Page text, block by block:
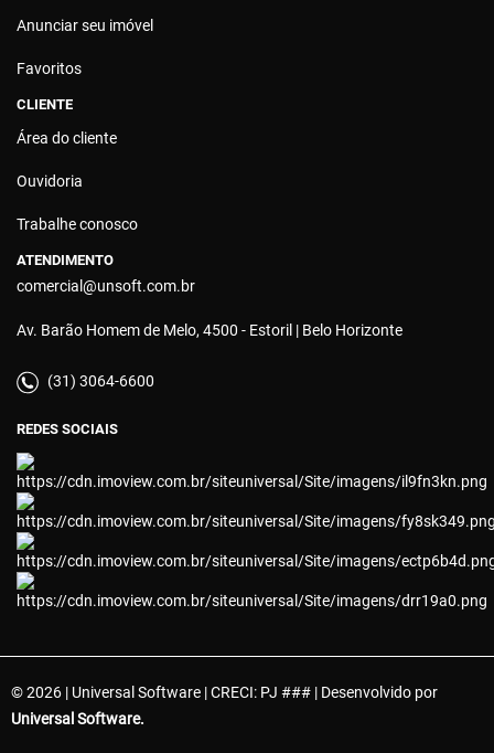
Anunciar seu imóvel
Favoritos
CLIENTE
Área do cliente
Ouvidoria
Trabalhe conosco
ATENDIMENTO
comercial@unsoft.com.br
Av. Barão Homem de Melo, 4500 - Estoril | Belo Horizonte
(31) 3064-6600
REDES SOCIAIS
© 2026 | Universal Software | CRECI: PJ ### | Desenvolvido por
Universal Software.